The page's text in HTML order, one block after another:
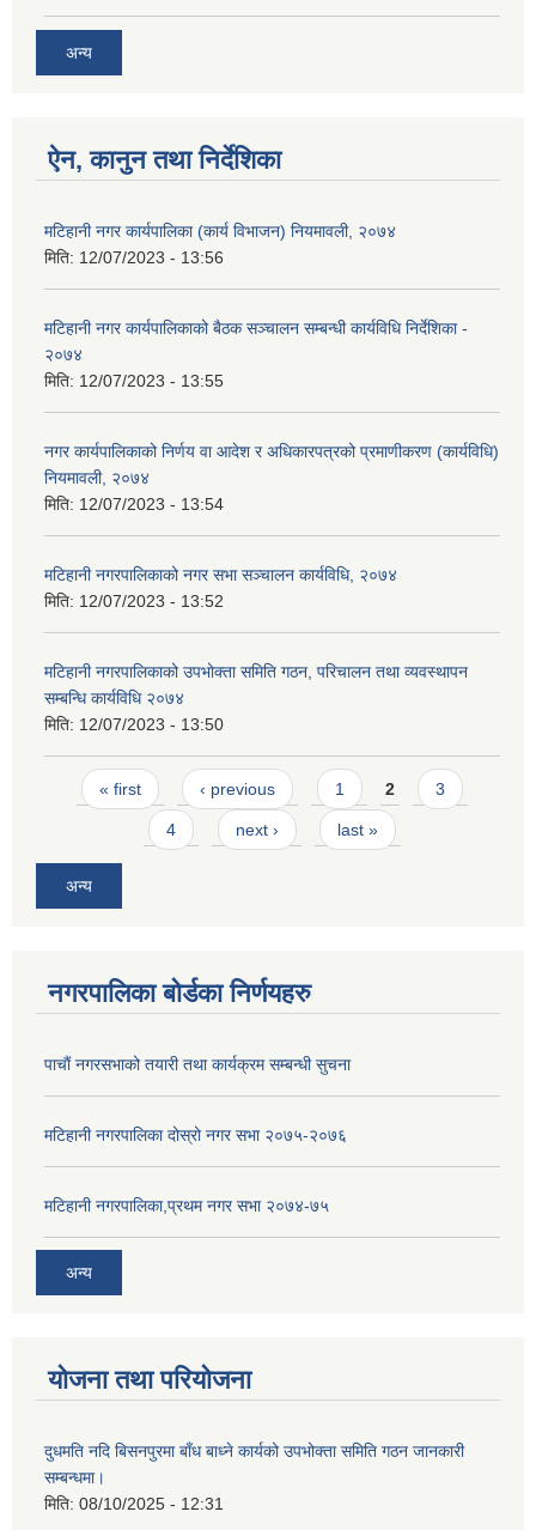
अन्य
ऐन, कानुन तथा निर्देशिका
मटिहानी नगर कार्यपालिका (कार्य विभाजन) नियमावली, २०७४
मिति: 12/07/2023 - 13:56
मटिहानी नगर कार्यपालिकाको बैठक सञ्चालन सम्बन्धी कार्यविधि निर्देशिका -
२०७४
मिति: 12/07/2023 - 13:55
नगर कार्यपालिकाको निर्णय वा आदेश र अधिकारपत्रको प्रमाणीकरण (कार्यविधि)
नियमावली, २०७४
मिति: 12/07/2023 - 13:54
मटिहानी नगरपालिकाको नगर सभा सञ्चालन कार्यविधि, २०७४
मिति: 12/07/2023 - 13:52
मटिहानी नगरपालिकाको उपभोक्ता समिति गठन, परिचालन तथा व्यवस्थापन
सम्बन्धि कार्यविधि २०७४
मिति: 12/07/2023 - 13:50
Pages
« first ‹ previous 1 2 3
4 next › last »
अन्य
नगरपालिका बोर्डका निर्णयहरु
पाचाैं नगरसभाको तयारी तथा कार्यक्रम सम्बन्धी सुचना
मटिहानी नगरपालिका दोस्रो नगर सभा २०७५-२०७६
मटिहानी नगरपालिका,प्रथम नगर सभा २०७४-७५
अन्य
योजना तथा परियोजना
दुधमति नदि बिसनपुरमा बाँध बाध्ने कार्यको उपभोक्ता समिति गठन जानकारी
सम्बन्धमा।
मिति: 08/10/2025 - 12:31